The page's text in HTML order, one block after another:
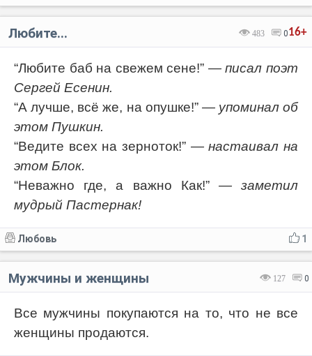
16+
483 0
Любите...
“Любите баб на свежем сене!” — писал поэт
Сергей Есенин.
“А лучше, всё же, на опушке!” — упоминал об
этом Пушкин.
“Ведите всех на зерноток!” — настаивал на
этом Блок.
“Неважно где, а важно Как!” — заметил
мудрый Пастернак!
1
Любовь
127 0
Мужчины и женщины
Все мужчины покупаются на то, что не все
женщины продаются.